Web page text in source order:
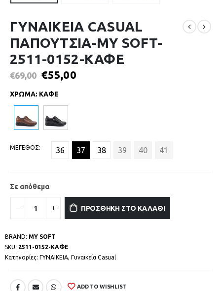
ΓΥΝΑΙΚΕΙΑ CASUAL
ΠΑΠΟΥΤΣΙΑ-MY SOFT-
2511-0152-ΚΑΦΕ
€69,00 €55,00
ΧΡΩΜΑ: ΚΑΦΕ
ΜΕΓΕΘΟΣ 36 37 38 39 40 41
Σε απόθεμα
ΠΡΟΣΘΗΚΗ ΣΤΟ ΚΑΛΑΘΙ
BRAND: MY SOFT
SKU: 2511-0152-ΚΑΦΕ
Κατηγορίες: ΓΥΝΑΙΚΕΙΑ, Γυναικεία Casual
ADD TO WISHLIST